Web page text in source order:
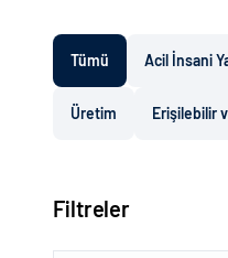
Tümü Acil İnsani
Üretim Erişilebilir
Filtreler